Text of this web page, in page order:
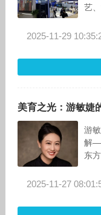
艺
浪
2025-11-29
美育之光：游敏婕
游
解
东
斩
2025-11-27